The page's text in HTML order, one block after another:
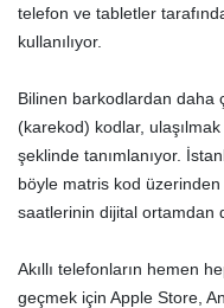
telefon ve tabletler
kullanılıyor.
Bilinen barkodlardan daha
(karekod) kodlar,
şeklinde tanımlanıyor.
böyle matris kod üzerinden
saatlerinin dijital ortamdan
Akıllı telefonların hemen
geçmek için Apple Store,